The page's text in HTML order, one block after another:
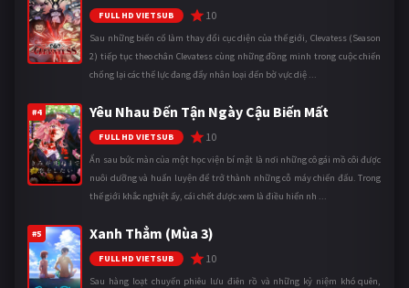
FULL HD VIETSUB 10
Sau những biến cố làm thay đổi cục diện của thế giới, Clevatess (Season
2) tiếp tục theo chân Clevatess cùng những đồng minh trong cuộc chiến
chống lại các thế lực đang đẩy nhân loại đến bờ vực diệ ...
#4 Yêu Nhau Đến Tận Ngày Cậu Biến Mất
FULL HD VIETSUB 10
Ẩn sau bức màn của một học viện bí mật là nơi những cô gái mồ côi được
nuôi dưỡng và huấn luyện để trở thành những cỗ máy chiến đấu. Trong
thế giới khắc nghiệt ấy, cái chết được xem là điều hiển nh ...
#5 Xanh Thẳm (Mùa 3)
FULL HD VIETSUB 10
Sau hàng loạt chuyến phiêu lưu điên rồ và những kỷ niệm khó quên,